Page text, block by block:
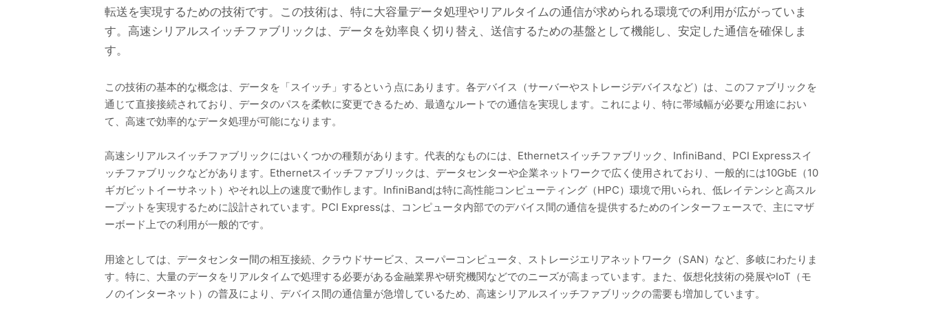
転送を実現するための技術です。この技術は、特に大容量データ処理やリアルタイムの通信が求められる環境での利用が広がっていま
す。高速シリアルスイッチファブリックは、データを効率良く切り替え、送信するための基盤として機能し、安定した通信を確保しま
す。
この技術の基本的な概念は、データを「スイッチ」するという点にあります。各デバイス（サーバーやストレージデバイスなど）は、このファブリックを
通じて直接接続されており、データのパスを柔軟に変更できるため、最適なルートでの通信を実現します。これにより、特に帯域幅が必要な用途におい
て、高速で効率的なデータ処理が可能になります。
高速シリアルスイッチファブリックにはいくつかの種類があります。代表的なものには、Ethernetスイッチファブリック、InfiniBand、PCI Expressスイ
ッチファブリックなどがあります。Ethernetスイッチファブリックは、データセンターや企業ネットワークで広く使用されており、一般的には10GbE（10
ギガビットイーサネット）やそれ以上の速度で動作します。InfiniBandは特に高性能コンピューティング（HPC）環境で用いられ、低レイテンシと高スル
ープットを実現するために設計されています。PCI Expressは、コンピュータ内部でのデバイス間の通信を提供するためのインターフェースで、主にマザ
ーボード上での利用が一般的です。
用途としては、データセンター間の相互接続、クラウドサービス、スーパーコンピュータ、ストレージエリアネットワーク（SAN）など、多岐にわたりま
す。特に、大量のデータをリアルタイムで処理する必要がある金融業界や研究機関などでのニーズが高まっています。また、仮想化技術の発展やIoT（モ
ノのインターネット）の普及により、デバイス間の通信量が急増しているため、高速シリアルスイッチファブリックの需要も増加しています。